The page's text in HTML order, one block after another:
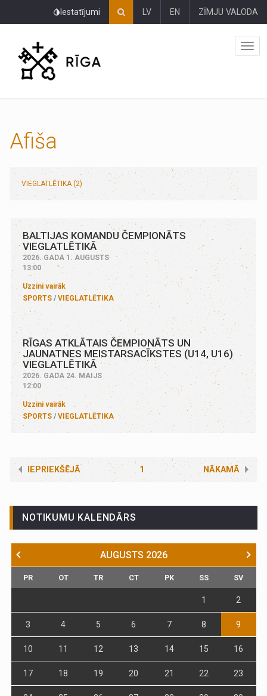
Iestatījumi LV EN ZĪMJU VALODA
Afiša
VIEGLATLĒTIKA (2)
BALTIJAS KOMANDU ČEMPIONĀTS
VIEGLATLĒTIKĀ
2026. GADA 1. AUGUSTS
13:00
Uzzini vairāk
SPORTS
VIEGLATLĒTIKA
RĪGAS ATKLĀTAIS ČEMPIONĀTS UN
JAUNATNES MEISTARSACĪKSTES (U14, U16)
VIEGLATLĒTIKĀ
2026. GADA 24. MAIJS
12:00
Uzzini vairāk
SPORTS
VIEGLATLĒTIKA
IEPRIEKŠĒJĀ 1 NĀKAMĀ
NOTIKUMU KALENDĀRS
AUGUSTS 2026
PR OT TR CT PK SS SV
1 2
3 4 5 6 7 8 9
10 11 12 13 14 15 16
17 18 19 20 21 22 23